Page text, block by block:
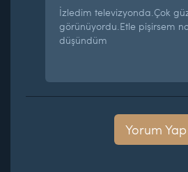
İzledim televizyonda.Çok
görünüyordu.Etle pişirsem
düşündüm
Yorum Yap